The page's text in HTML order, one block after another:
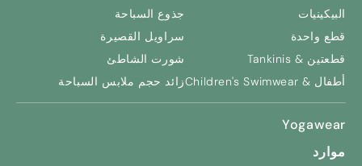
البيكينيات
قطع واحدة
قطعتين & Tankinis
أطفال & Children's Swimwear
جذوع السباحة
سراويل القصيرة
شورت الشاطئ
زائد حجم ملابس السباحة
Yogawear
موارد